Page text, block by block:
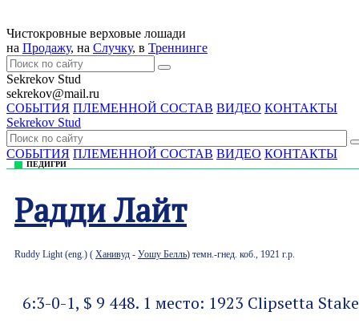
Чистокровные верховые лошади
на Продажу, на Случку, в Треннингe
Sekrekov Stud
sekrekov@mail.ru
СОБЫТИЯ ПЛЕМЕННОЙ СОСТАВ ВИДЕО КОНТАКТЫ
Sekrekov Stud
СОБЫТИЯ ПЛЕМЕННОЙ СОСТАВ ВИДЕО КОНТАКТЫ
ПЕДИГРИ
Радди Лайт
Ruddy Light (eng.) ( Ханивуд - Уошу Белль) темн.-гнед. коб., 1921 г.р.
6:3-0-1, $ 9 448. 1 место: 1923 Clipsetta